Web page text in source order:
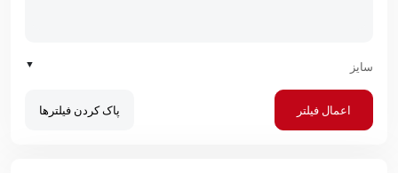
سایز ▼
اعمال فیلتر پاک کردن فیلترها